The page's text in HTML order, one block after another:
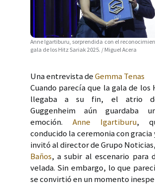
Anne Igartiburu, sorprendida con el
gala de los Hitz Sariak 2025. / Miguel Acera
Una entrevista deGemma Tenas
Cuando parecía que la gala de los
llegaba a su fin, el atrio
Guggenheim aún guardaba
emoción. Anne Igartiburu,
conducido la ceremonia con gracia
invitó al director de Grupo
Baños, a subir al escenario para
velada. Sin embargo, lo que
se convirtió en un momento